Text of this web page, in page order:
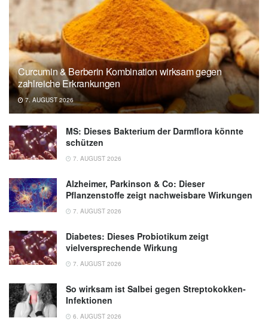
Curcumin & Berberin Kombination wirksam gegen
zahlreiche Erkrankungen
7. AUGUST 2026
MS: Dieses Bakterium der Darmflora könnte
schützen
7. AUGUST 2026
Alzheimer, Parkinson & Co: Dieser
Pflanzenstoffe zeigt nachweisbare Wirkungen
7. AUGUST 2026
Diabetes: Dieses Probiotikum zeigt
vielversprechende Wirkung
7. AUGUST 2026
So wirksam ist Salbei gegen Streptokokken-
Infektionen
6. AUGUST 2026